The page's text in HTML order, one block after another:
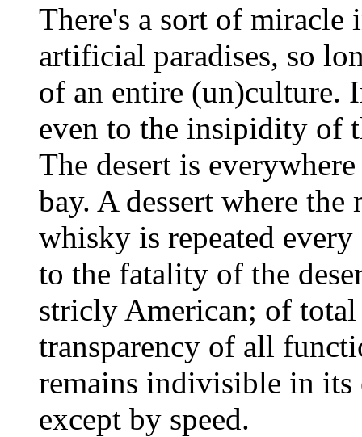
There's a sort of
artificial paradises, so
of an entire (un)culture.
even to the insipidity of
The desert is
bay. A dessert where
whisky is repeated
to the fatality of the
stricly American; of
transparency of all
remains indivisible in its
except by speed.